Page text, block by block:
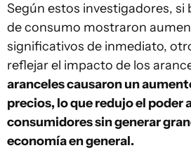
Según estos investigadores, si
de consumo mostraron
significativos de inmediato,
reflejar el impacto de los
aranceles causaron un
precios, lo que redujo el poder
consumidores sin generar
economía en general.